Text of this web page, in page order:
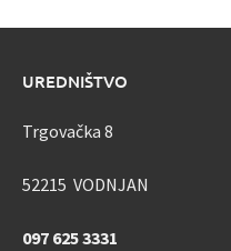
UREDNIŠTVO
Trgovačka 8
52215 VODNJAN
097 625 3331